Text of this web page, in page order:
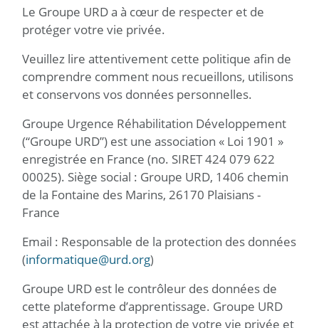
Le Groupe URD a à cœur de respecter et de
protéger votre vie privée.
Veuillez lire attentivement cette politique afin de
comprendre comment nous recueillons, utilisons
et conservons vos données personnelles.
Groupe Urgence Réhabilitation Développement
(“Groupe URD”) est une association « Loi 1901 »
enregistrée en France (no. SIRET 424 079 622
00025). Siège social : Groupe URD, 1406 chemin
de la Fontaine des Marins, 26170 Plaisians -
France
Email : Responsable de la protection des données
(informatique@urd.org)
Groupe URD est le contrôleur des données de
cette plateforme d’apprentissage. Groupe URD
est attachée à la protection de votre vie privée et